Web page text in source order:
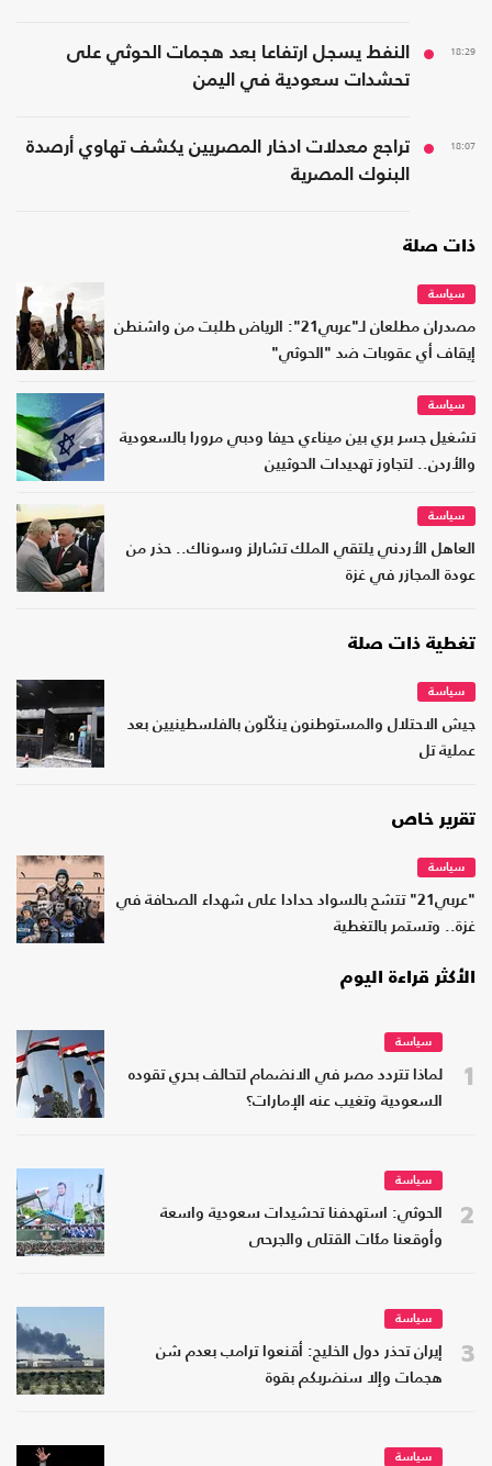
18:29
النفط يسجل ارتفاعا بعد هجمات الحوثي على
تحشدات سعودية في اليمن
18:07
تراجع معدلات ادخار المصريين يكشف تهاوي أرصدة
البنوك المصرية
ذات صلة
سياسة
مصدران مطلعان لـ"عربي21": الرياض طلبت من واشنطن
إيقاف أي عقوبات ضد "الحوثي"
سياسة
تشغيل جسر بري بين ميناءي حيفا ودبي مرورا بالسعودية
والأردن.. لتجاوز تهديدات الحوثيين
سياسة
العاهل الأردني يلتقي الملك تشارلز وسوناك.. حذر من
عودة المجازر في غزة
تغطية ذات صلة
سياسة
جيش الاحتلال والمستوطنون ينكّلون بالفلسطينيين بعد
عملية تل
تقرير خاص
سياسة
"عربي21" تتشح بالسواد حدادا على شهداء الصحافة في
غزة.. وتستمر بالتغطية
الأكثر قراءة اليوم
1
سياسة
لماذا تتردد مصر في الانضمام لتحالف بحري تقوده
السعودية وتغيب عنه الإمارات؟
2
سياسة
الحوثي: استهدفنا تحشيدات سعودية واسعة
وأوقعنا مئات القتلى والجرحى
3
سياسة
إيران تحذر دول الخليج: أقنعوا ترامب بعدم شن
هجمات وإلا سنضربكم بقوة
سياسة